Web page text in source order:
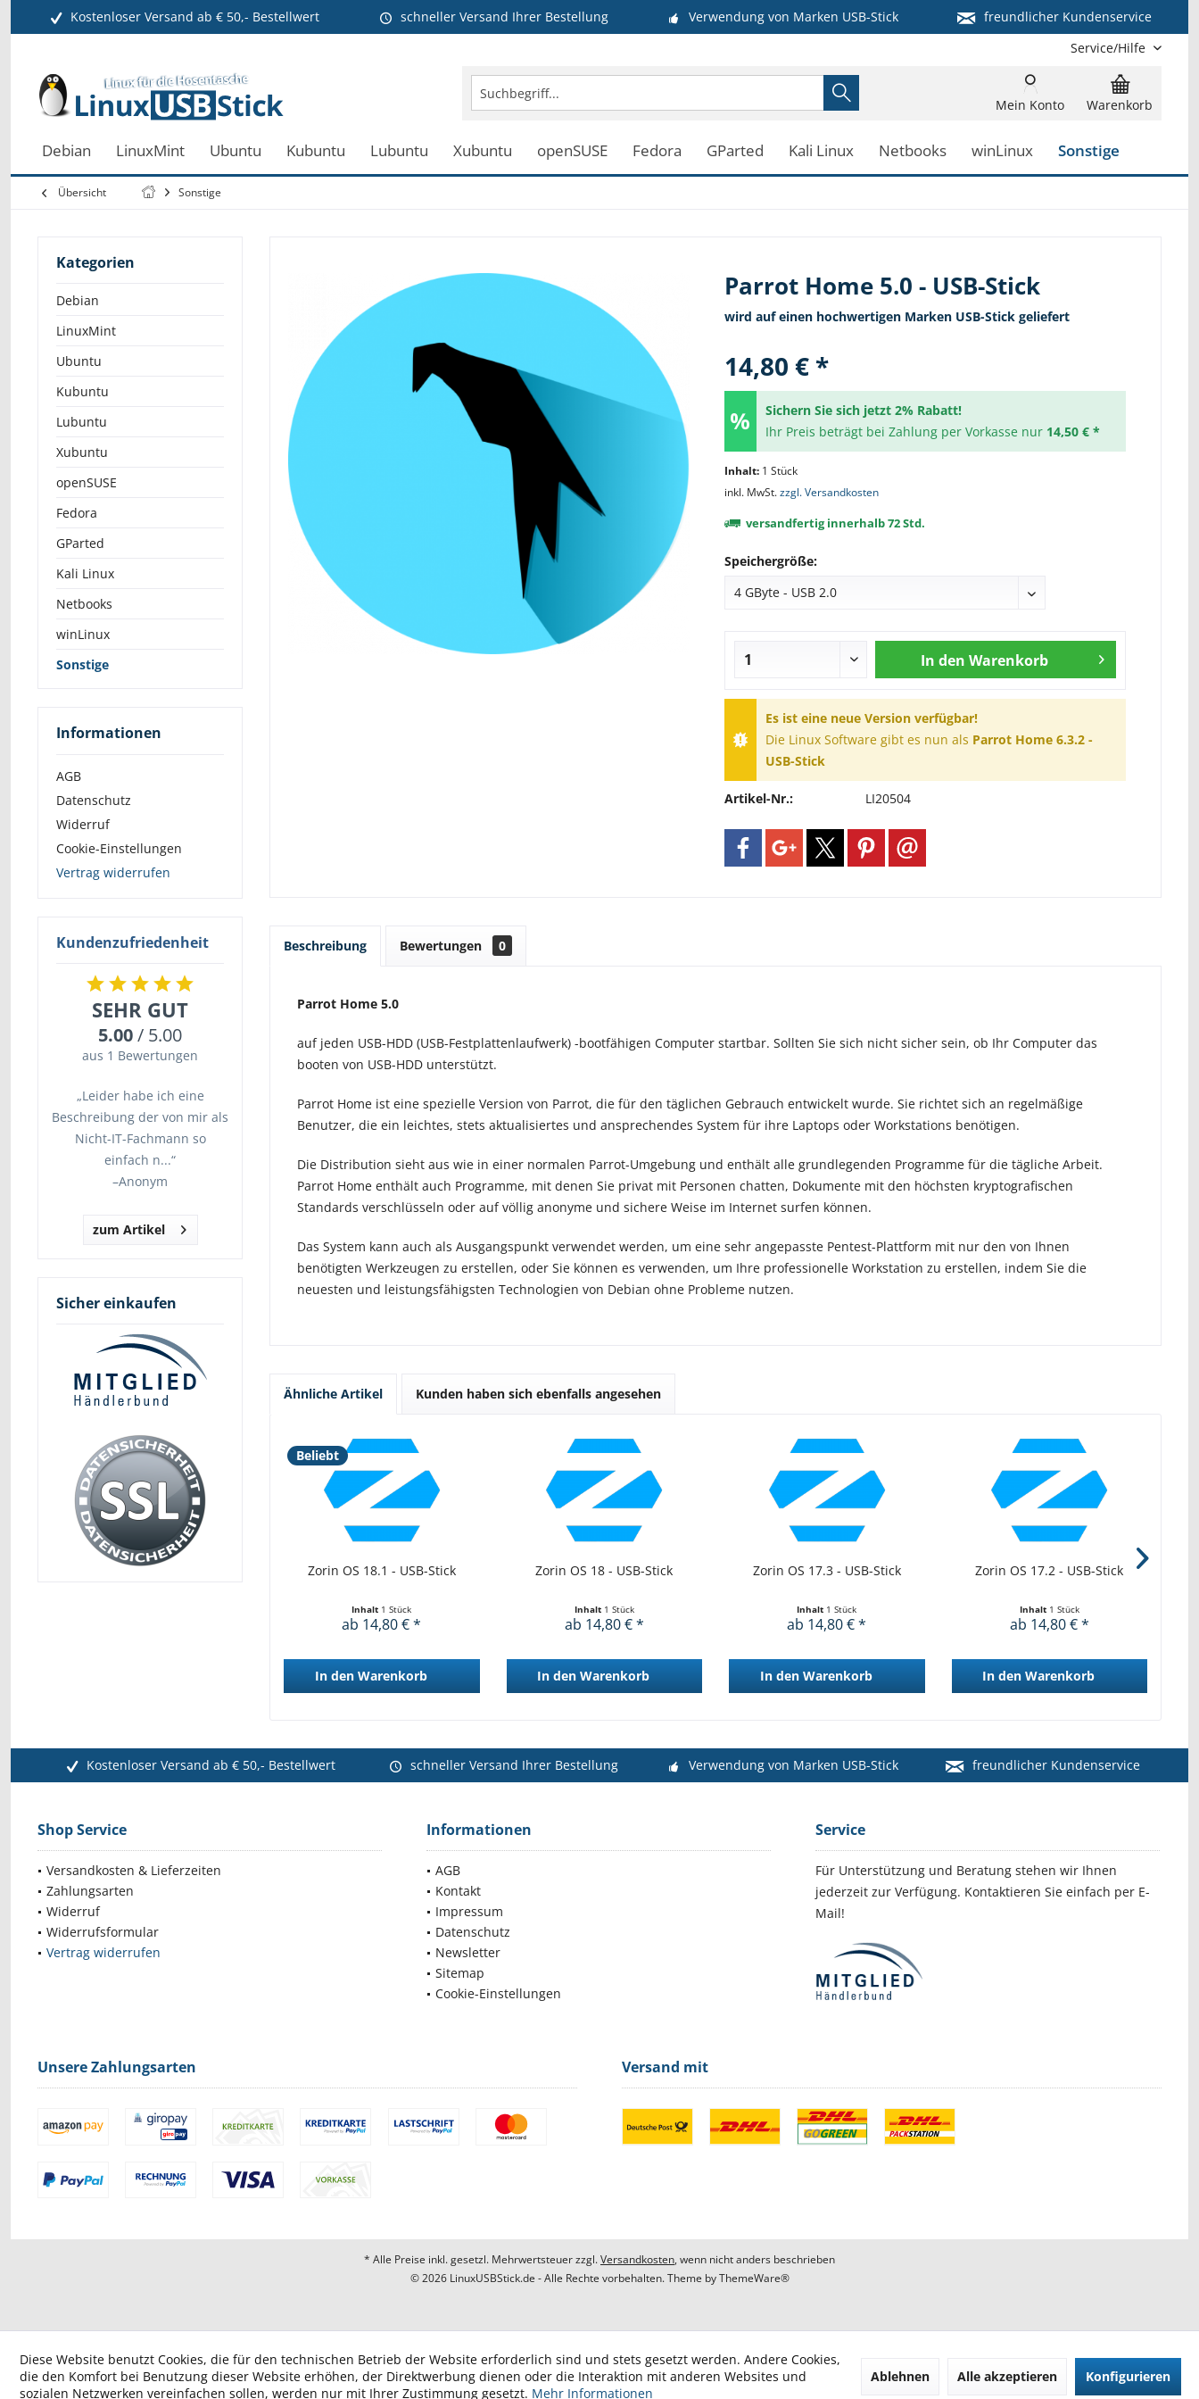
Kostenloser Versand ab € 50,- Bestellwert schneller Versand Ihrer Bestellung Verwendung von Marken USB-Stick
freundlicher Kundenservice
Service/Hilfe
Warenkorb
Mein Konto
Debian LinuxMint Ubuntu Kubuntu Lubuntu Xubuntu openSUSE Fedora GParted Kali Linux Netbooks winLinux Sonstige
Übersicht Sonstige
Kategorien
Debian
LinuxMint
Ubuntu
Kubuntu
Lubuntu
Xubuntu
openSUSE
Fedora
GParted
Kali Linux
Netbooks
winLinux
Sonstige
Informationen
AGB
Datenschutz
Widerruf
Cookie-Einstellungen
Vertrag widerrufen
Kundenzufriedenheit
SEHR GUT
5.00/ 5.00
aus 1 Bewertungen
„Leider habe ich eine
Beschreibung der von mir als
Nicht-IT-Fachmann so
einfach n...“
–Anonym
zum Artikel
Sicher einkaufen
Parrot Home 5.0 - USB-Stick
wird auf einen hochwertigen Marken USB-Stick geliefert
14,80 € *
Sichern Sie sich jetzt 2% Rabatt!
Ihr Preis beträgt bei Zahlung per Vorkasse nur 14,50 € *
Inhalt: 1 Stück
inkl. MwSt.zzgl. Versandkosten
versandfertig innerhalb 72 Std.
Speichergröße:
In den Warenkorb
Es ist eine neue Version verfügbar!
Die Linux Software gibt es nun als Parrot Home 6.3.2 -
USB-Stick
Artikel-Nr.: LI20504
Beschreibung Bewertungen 0
Parrot Home 5.0
auf jeden USB-HDD (USB-Festplattenlaufwerk) -bootfähigen Computer startbar. Sollten Sie sich nicht sicher sein, ob Ihr Computer das
booten von USB-HDD unterstützt.
Parrot Home ist eine spezielle Version von Parrot, die für den täglichen Gebrauch entwickelt wurde. Sie richtet sich an regelmäßige
Benutzer, die ein leichtes, stets aktualisiertes und ansprechendes System für ihre Laptops oder Workstations benötigen.
Die Distribution sieht aus wie in einer normalen Parrot-Umgebung und enthält alle grundlegenden Programme für die tägliche Arbeit.
Parrot Home enthält auch Programme, mit denen Sie privat mit Personen chatten, Dokumente mit den höchsten kryptografischen
Standards verschlüsseln oder auf völlig anonyme und sichere Weise im Internet surfen können.
Das System kann auch als Ausgangspunkt verwendet werden, um eine sehr angepasste Pentest-Plattform mit nur den von Ihnen
benötigten Werkzeugen zu erstellen, oder Sie können es verwenden, um Ihre professionelle Workstation zu erstellen, indem Sie die
neuesten und leistungsfähigsten Technologien von Debian ohne Probleme nutzen.
Ähnliche Artikel Kunden haben sich ebenfalls angesehen
Beliebt
Zorin OS 18.1 - USB-Stick
Inhalt 1 Stück
ab 14,80 € *
In den Warenkorb
Zorin OS 18 - USB-Stick
Inhalt 1 Stück
ab 14,80 € *
In den Warenkorb
Zorin OS 17.3 - USB-Stick
Inhalt 1 Stück
ab 14,80 € *
In den Warenkorb
Zorin OS 17.2 - USB-Stick
Inhalt 1 Stück
ab 14,80 € *
In den Warenkorb
Kostenloser Versand ab € 50,- Bestellwert schneller Versand Ihrer Bestellung Verwendung von Marken USB-Stick freundlicher Kundenservice
Shop Service
Versandkosten & Lieferzeiten
Zahlungsarten
Widerruf
Widerrufsformular
Vertrag widerrufen
Informationen
AGB
Kontakt
Impressum
Datenschutz
Newsletter
Sitemap
Cookie-Einstellungen
Service
Für Unterstützung und Beratung stehen wir Ihnen
jederzeit zur Verfügung. Kontaktieren Sie einfach per E-
Mail!
Unsere Zahlungsarten Versand mit
* Alle Preise inkl. gesetzl. Mehrwertsteuer zzgl.Versandkosten, wenn nicht anders beschrieben
© 2026 LinuxUSBStick.de - Alle Rechte vorbehalten. Theme byThemeWare®
Diese Website benutzt Cookies, die für den technischen Betrieb der Website erforderlich sind und stets gesetzt werden. Andere Cookies,
die den Komfort bei Benutzung dieser Website erhöhen, der Direktwerbung dienen oder die Interaktion mit anderen Websites und
sozialen Netzwerken vereinfachen sollen, werden nur mit Ihrer Zustimmung gesetzt. Mehr Informationen
Ablehnen Alle akzeptieren Konfigurieren